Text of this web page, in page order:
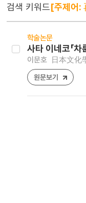
검색 키워드[주제어:
학술논문
사타 이네코「
이문호 日本文化
원문보기